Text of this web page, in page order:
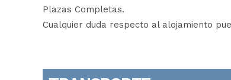
Plazas Completas.
Cualquier duda respecto al alojamiento